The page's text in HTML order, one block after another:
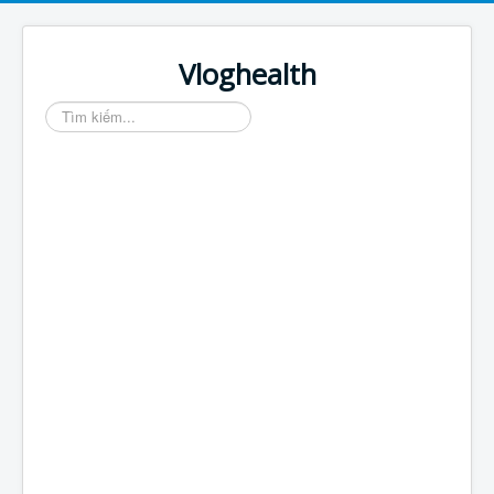
Vloghealth
Tìm
kiếm...